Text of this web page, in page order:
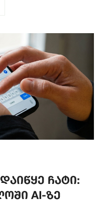
ჩატი:
AI-ზე